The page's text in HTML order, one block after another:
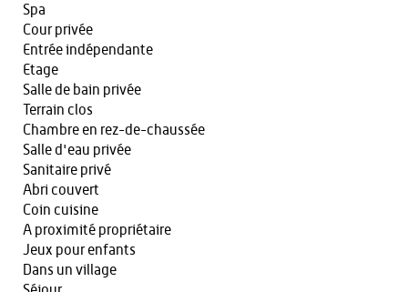
Spa
Cour privée
Entrée indépendante
Etage
Salle de bain privée
Terrain clos
Chambre en rez-de-chaussée
Salle d'eau privée
Sanitaire privé
Abri couvert
Coin cuisine
A proximité propriétaire
Jeux pour enfants
Dans un village